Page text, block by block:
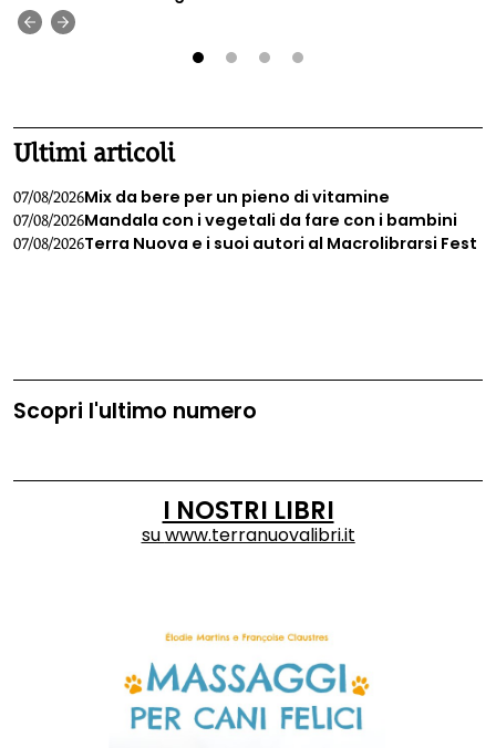
Ultimi articoli
07/08/2026Mix da bere per un pieno di vitamine
07/08/2026Mandala con i vegetali da fare con i bambini
07/08/2026Terra Nuova e i suoi autori al Macrolibrarsi Fest
Scopri l'ultimo numero
I NOSTRI LIBRI
suwww.terranuovalibri.it